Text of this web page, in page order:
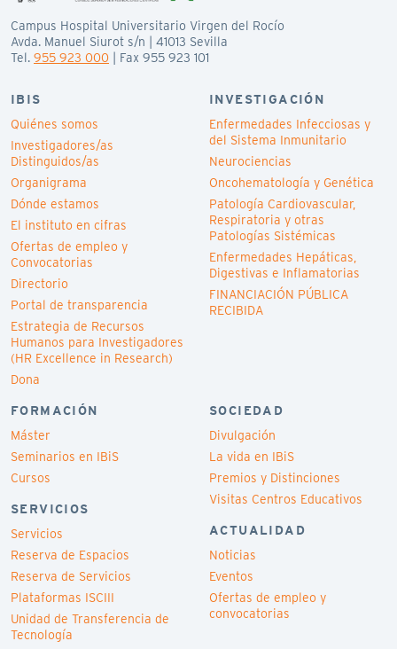
Campus Hospital Universitario Virgen del Rocío
Avda. Manuel Siurot s/n | 41013 Sevilla
Tel. 955 923 000 | Fax 955 923 101
IBIS
Quiénes somos
Investigadores/as
Distinguidos/as
Organigrama
Dónde estamos
El instituto en cifras
Ofertas de empleo y
Convocatorias
Directorio
Portal de transparencia
Estrategia de Recursos
Humanos para Investigadores
(HR Excellence in Research)
Dona
INVESTIGACIÓN
Enfermedades Infecciosas y
del Sistema Inmunitario
Neurociencias
Oncohematología y Genética
Patología Cardiovascular,
Respiratoria y otras
Patologías Sistémicas
Enfermedades Hepáticas,
Digestivas e Inflamatorias
FINANCIACIÓN PÚBLICA
RECIBIDA
FORMACIÓN
Máster
Seminarios en IBiS
Cursos
SERVICIOS
Servicios
Reserva de Espacios
Reserva de Servicios
Plataformas ISCIII
Unidad de Transferencia de
Tecnología
SOCIEDAD
Divulgación
La vida en IBiS
Premios y Distinciones
Visitas Centros Educativos
ACTUALIDAD
Noticias
Eventos
Ofertas de empleo y
convocatorias